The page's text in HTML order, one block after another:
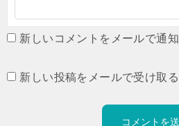
新しいコメントをメールで通知
新しい投稿をメールで受け取る